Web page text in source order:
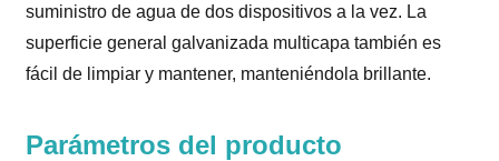
suministro de agua de dos dispositivos a la vez. La
superficie general galvanizada multicapa también es
fácil de limpiar y mantener, manteniéndola brillante.
Parámetros del producto